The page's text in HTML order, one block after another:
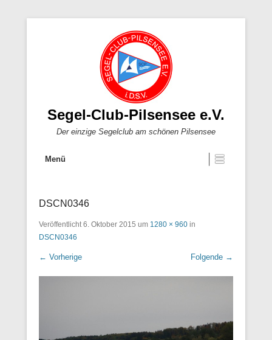
Segel-Club-Pilsensee e.V.
Der einzige Segelclub am schönen Pilsensee
Menü
DSCN0346
Veröffentlicht6. Oktober 2015 um 1280 × 960 in
DSCN0346
← Vorherige Folgende →